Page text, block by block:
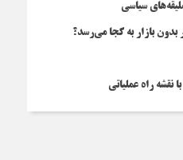
سیاسی
بازار به کجا می‌رسد؟
نقشه راه عملیاتی